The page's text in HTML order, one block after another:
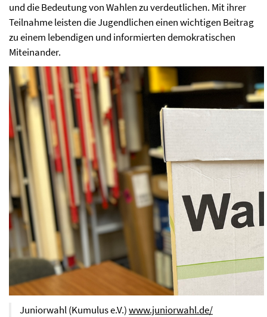
und die Bedeutung von Wahlen zu verdeutlichen. Mit ihrer
Teilnahme leisten die Jugendlichen einen wichtigen Beitrag
zu einem lebendigen und informierten demokratischen
Miteinander.
Juniorwahl (Kumulus e.V.)www.juniorwahl.de/